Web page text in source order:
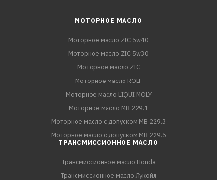
МОТОРНОЕ МАСЛО
Моторное масло ZIC 5w40
Моторное масло ZIC 5w30
Моторное масло ZIC
Моторное масло ROLF
Моторное масло LIQUI MOLY
Моторное масло MB 229.1
Моторное масло с допуском MB 229.3
Моторное масло с допуском MB 229.5
ТРАНСМИССИОННОЕ МАСЛО
Трансмиссионное масло Honda
Трансмиссионное масло Лукойл